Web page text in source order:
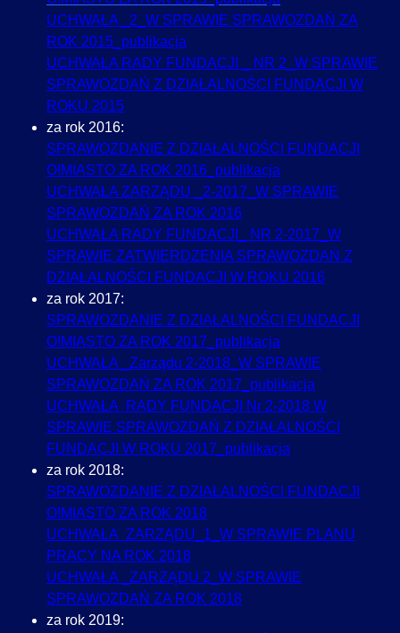
UCHWAŁA _2_W SPRAWIE SPRAWOZDAŃ ZA
ROK 2015_publikacja
UCHWAŁA RADY FUNDACJI _ NR 2_W SPRAWIE
SPRAWOZDAŃ Z DZIAŁALNOŚCI FUNDACJI W
ROKU 2015
za rok 2016:
SPRAWOZDANIE Z DZIAŁALNOŚCI FUNDACJI
O!MIASTO ZA ROK 2016_publikacja
UCHWAŁA ZARZĄDU _2-2017_W SPRAWIE
SPRAWOZDAŃ ZA ROK 2016
UCHWAŁA RADY FUNDACJI_ NR 2-2017_W
SPRAWIE ZATWIERDZENIA SPRAWOZDAŃ Z
DZIAŁALNOŚCI FUNDACJI W ROKU 2016
za rok 2017:
SPRAWOZDANIE Z DZIAŁALNOŚCI FUNDACJI
O!MIASTO ZA ROK 2017_publikacja
UCHWAŁA _Zarządu 2-2018_W SPRAWIE
SPRAWOZDAŃ ZA ROK 2017_publikacja
UCHWAŁA RADY FUNDACJI Nr 2-2018 W
SPRAWIE SPRAWOZDAŃ Z DZIAŁALNOŚCI
FUNDACJI W ROKU 2017_publikacja
za rok 2018:
SPRAWOZDANIE Z DZIAŁALNOŚCI FUNDACJI
O!MIASTO ZA ROK 2018
UCHWAŁA ZARZĄDU_1_W SPRAWIE PLANU
PRACY NA ROK 2018
UCHWAŁA _ZARZĄDU 2_W SPRAWIE
SPRAWOZDAŃ ZA ROK 2018
za rok 2019: